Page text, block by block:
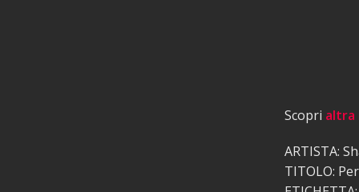
Scopri altra
ARTISTA:
TITOLO: